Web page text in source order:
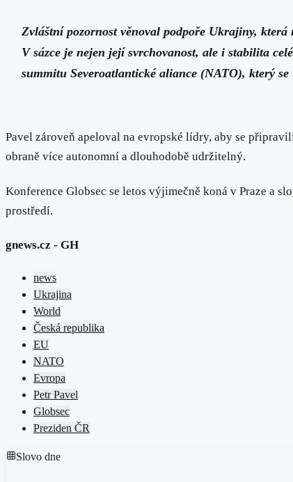
Zvláštní pozornost věnoval podpoře Ukrajiny,
V sázce je nejen její svrchovanost, ale i stabilita
summitu Severoatlantické aliance (NATO), který
Pavel zároveň apeloval na evropské lídry, aby se
obraně více autonomní a dlouhodobě udržitelný.
Konference Globsec se letos výjimečně koná v Praze a
prostředí.
gnews.cz - GH
news
Ukrajina
World
Česká republika
EU
NATO
Evropa
Petr Pavel
Globsec
Preziden ČR
Slovo dne